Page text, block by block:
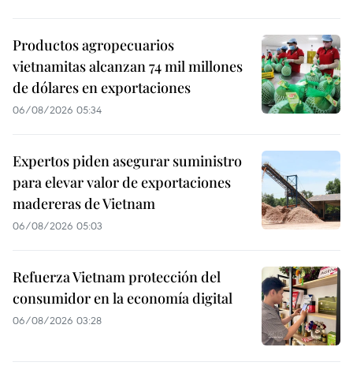
Productos agropecuarios
vietnamitas alcanzan 74 mil millones
de dólares en exportaciones
06/08/2026 05:34
Expertos piden asegurar suministro
para elevar valor de exportaciones
madereras de Vietnam
06/08/2026 05:03
Refuerza Vietnam protección del
consumidor en la economía digital
06/08/2026 03:28